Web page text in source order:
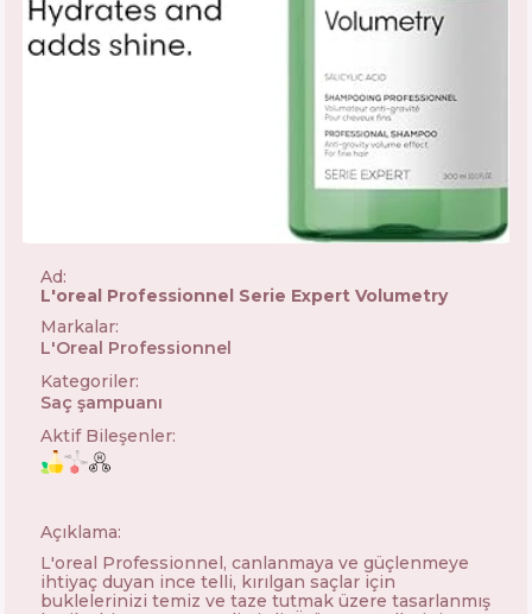
Ad:
L'oreal Professionnel Serie Expert Volumetry
Markalar:
L'Oreal Professionnel
Kategoriler:
Saç şampuanı
Aktif Bileşenler:
Açıklama:
L'oreal Professionnel, canlanmaya ve güçlenmeye
ihtiyaç duyan ince telli, kırılgan saçlar için
buklelerinizi temiz ve taze tutmak üzere tasarlanmış